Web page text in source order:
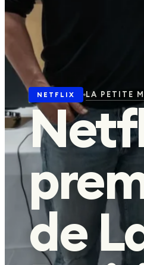
04
À LA UNE EN CE MOMENT
SWAT EXILES
DÉCOUVRIR
SUIVEZ-NOUS
planèteséries · Site créé avec ❤️
NETFLIX LA PETITE
de